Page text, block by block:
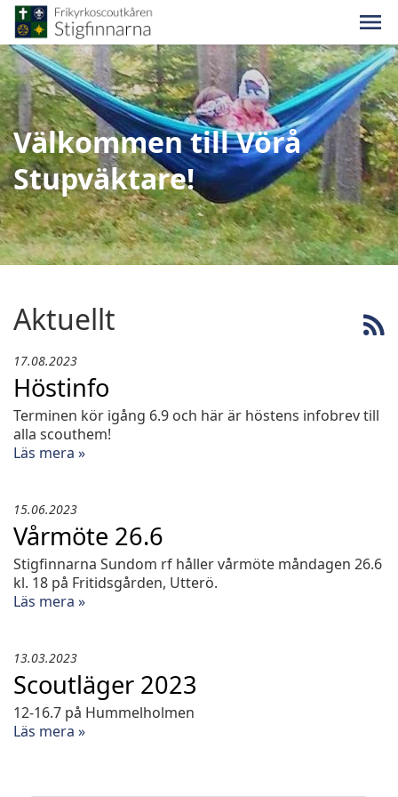
Välkommen till Vörå
Stupväktare!
Aktuellt
Höstinfo
Terminen kör igång 6.9 och här är höstens infobrev till
alla scouthem!
Läs mera »
17.08.2023
Vårmöte 26.6
Stigfinnarna Sundom rf håller vårmöte måndagen 26.6
kl. 18 på Fritidsgården, Utterö.
Läs mera »
15.06.2023
Scoutläger 2023
12-16.7 på Hummelholmen
Läs mera »
13.03.2023